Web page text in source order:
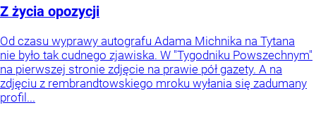
Z życia opozycji
Od czasu wyprawy autografu Adama Michnika na Tytana
nie było tak cudnego zjawiska. W "Tygodniku Powszechnym"
na pierwszej stronie zdjęcie na prawie pół gazety. A na
zdjęciu z rembrandtowskiego mroku wyłania się zadumany
profil...